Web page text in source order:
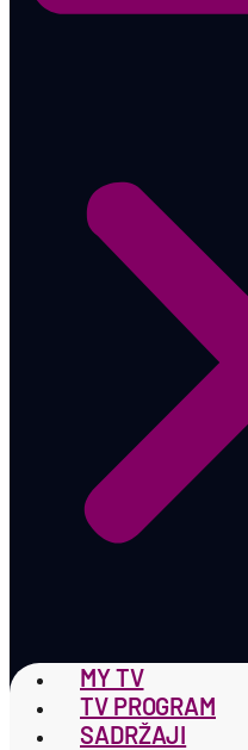
MY TV
TV PROGRAM
SADRŽAJI